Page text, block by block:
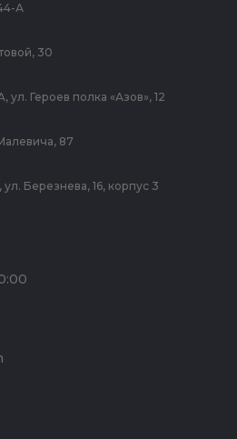
А
30
ул. Героев полка «Азов», 12
87
Березнева, 16, корпус 3